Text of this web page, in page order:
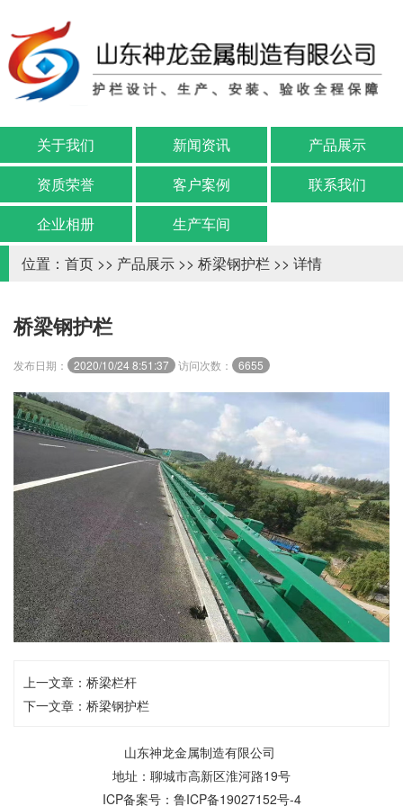
关于我们 新闻资讯
产品展示
资质荣誉
客户案例
联系我们
企业相册
生产车间
位置： 首页 >> 产品展示 >> 桥梁钢护栏 >> 详情
桥梁钢护栏
发布日期： 2020/10/24 8:51:37 访问次数： 6655
上一文章： 桥梁栏杆
下一文章： 桥梁钢护栏
山东神龙金属制造有限公司
地址：聊城市高新区淮河路19号
ICP备案号： 鲁ICP备19027152号-4